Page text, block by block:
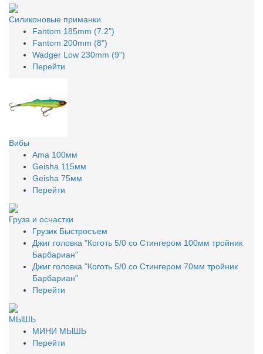
Силиконовые приманки
Fantom 185mm (7.2")
Fantom 200mm (8")
Wadger Low 230mm (9")
Перейти
Вибы
Ama 100мм
Geisha 115мм
Geisha 75мм
Перейти
Груза и оснастки
Грузик Быстросъем
Джиг головка "Коготь 5/0 со Стингером 100мм тройник
Барбариан"
Джиг головка "Коготь 5/0 со Стингером 70мм тройник
Барбариан"
Перейти
МЫШЬ
МИНИ МЫШЬ
Перейти